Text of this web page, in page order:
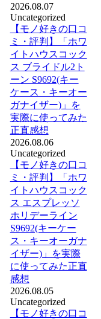
2026.08.07
Uncategorized
【モノ好きの口コ
ミ・評判】「ホワ
イトハウスコック
ス ブライドル2ト
ーン S9692(キー
ケース・キーオー
ガナイザー)」を
実際に使ってみた
正直感想
2026.08.06
Uncategorized
【モノ好きの口コ
ミ・評判】「ホワ
イトハウスコック
ス エスプレッソ
ホリデーライン
S9692(キーケー
ス・キーオーガナ
イザー)」を実際
に使ってみた正直
感想
2026.08.05
Uncategorized
【モノ好きの口コ